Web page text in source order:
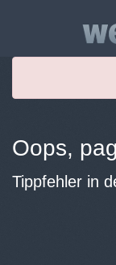
Oops,
Tippfehler in